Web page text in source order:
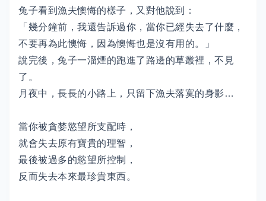
兔子看到漁夫懊悔的樣子，又對他說到：
「幾分鐘前，我還告訴過你，當你已經失去了什麼，
不要再為此懊悔，因為懊悔也是沒有用的。」
說完後，兔子一溜煙的跑進了路邊的草叢裡，不見
了。
月夜中，長長的小路上，只留下漁夫落寞的身影…
當你被貪婪慾望所支配時，
就會失去原有寶貴的理智，
最後被過多的慾望所控制，
反而失去本來最珍貴東西。